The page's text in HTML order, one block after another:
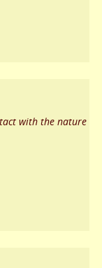
with the nature